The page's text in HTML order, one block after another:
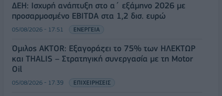
ΔΕΗ: Ισχυρή ανάπτυξη στο α΄ εξάμηνο 2026 με
προσαρμοσμένο EBITDA στα 1,2 δισ. ευρώ
05/08/2026 - 17:51 ΕΝΕΡΓΕΙΑ
Όμιλος AKTOR: Εξαγοράζει το 75% των ΗΛΕΚΤΩΡ
και THALIS – Στρατηγική συνεργασία με τη Motor
Oil
05/08/2026 - 17:39 ΕΠΙΧΕΙΡΗΣΕΙΣ